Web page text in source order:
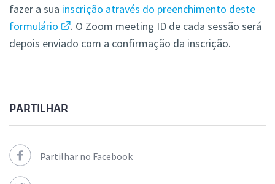
fazer a sua inscrição através do preenchimento deste
formulário
. O Zoom meeting ID de cada sessão será
depois enviado com a confirmação da inscrição.
PARTILHAR
Partilhar no Facebook